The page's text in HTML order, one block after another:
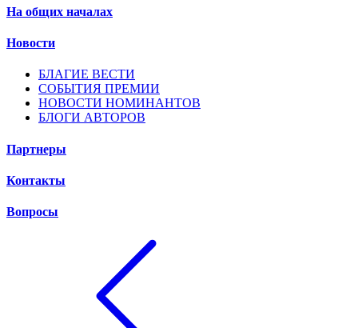
На общих началах
Новости
БЛАГИЕ ВЕСТИ
СОБЫТИЯ ПРЕМИИ
НОВОСТИ НОМИНАНТОВ
БЛОГИ АВТОРОВ
Партнеры
Контакты
Вопросы